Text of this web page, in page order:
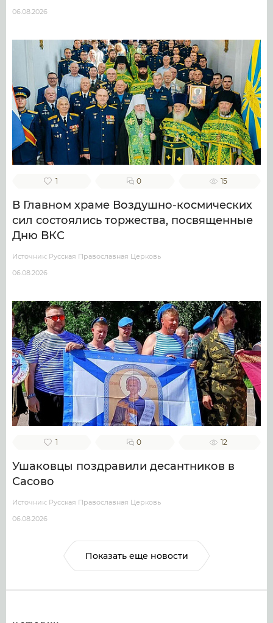
06.08.2026
1 0 15
В Главном храме Воздушно-космических
сил состоялись торжества, посвященные
Дню ВКС
Источник: Русская Православная Церковь
06.08.2026
1 0 12
Ушаковцы поздравили десантников в
Сасово
Источник: Русская Православная Церковь
06.08.2026
Показать еще новости